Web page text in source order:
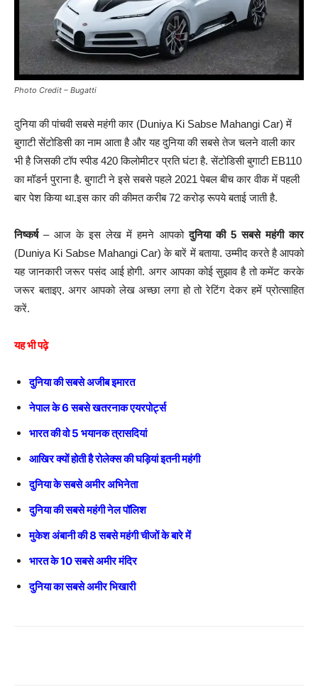
Photo Credit – Bugatti
दुनिया की पांचवी सबसे महंगी कार (Duniya Ki Sabse Mahangi Car) में
बुगाटी सेंटोडिसी का नाम आता है और यह दुनिया की सबसे तेज चलने वाली कार
भी है जिसकी टॉप स्पीड 420 किलोमीटर प्रति घंटा है. सेंटोडिसी बुगाटी EB110
का मॉडर्न पुराना है. बुगाटी ने इसे सबसे पहले 2021 पेबल बीच कार वीक में पहली
बार पेश किया था.इस कार की कीमत करीब 72 करोड़ रूपये बताई जाती है.
निष्कर्ष– आज के इस लेख में हमने आपकोदुनिया की 5 सबसे महंगी कार
(Duniya Ki Sabse Mahangi Car) के बारें में बताया. उम्मीद करते है आपको
यह जानकारी जरूर पसंद आई होगी. अगर आपका कोई सुझाव है तो कमेंट करके
जरूर बताइए. अगर आपको लेख अच्छा लगा हो तो रेटिंग देकर हमें प्रोत्साहित
करें.
यह भी पढ़े
दुनिया की सबसे अजीब इमारत
नेपाल के 6 सबसे खतरनाक एयरपोर्ट्स
भारत की वो 5 भयानक त्रासदियां
आखिर क्यों होती है रोलेक्स की घड़ियां इतनी महंगी
दुनिया के सबसे अमीर अभिनेता
दुनिया की सबसे महंगी नेल पॉलिश
मुकेश अंबानी की 8 सबसे महंगी चीजों के बारे में
भारत के 10 सबसे अमीर मंदिर
दुनिया का सबसे अमीर भिखारी